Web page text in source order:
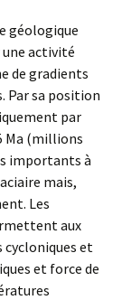
géologique
une activité
de gradients
Par sa position
par
Ma (millions
importants à
mais,
Les
aux
et
et force de